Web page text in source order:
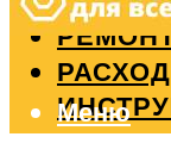
РЕМОНТ
Меню